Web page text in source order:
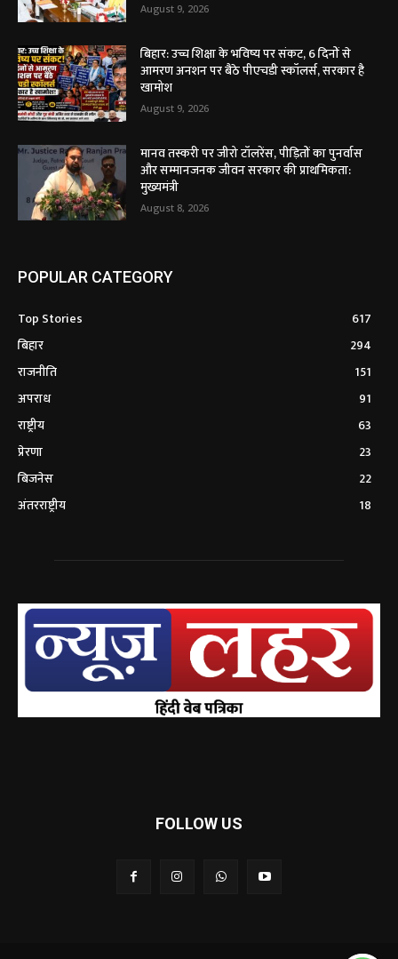
August 9, 2026
बिहार: उच्च शिक्षा के भविष्य पर संकट, 6 दिनों से
आमरण अनशन पर बैठे पीएचडी स्कॉलर्स, सरकार है
खामोश
August 9, 2026
मानव तस्करी पर जीरो टॉलरेंस, पीड़ितों का पुनर्वास
और सम्मानजनक जीवन सरकार की प्राथमिकता:
मुख्यमंत्री
August 8, 2026
POPULAR CATEGORY
Top Stories
617
बिहार
294
राजनीति
151
अपराध
91
राष्ट्रीय
63
प्रेरणा
23
बिजनेस
22
अंतरराष्ट्रीय
18
FOLLOW US